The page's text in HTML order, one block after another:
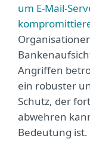
um E-Mail-
Angriffen
ein robuster
Schutz, der
abwehren
Bedeutung ist.